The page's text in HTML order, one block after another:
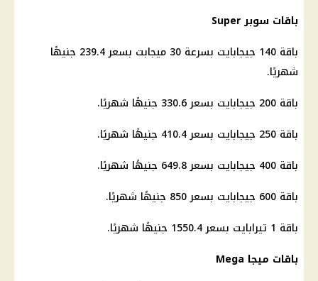
باقات سوبرSuper
باقة 140 جيجابايت بسرعة 30 ميجابت بسعر 239.4 جنيهًا
شهريًا.
باقة 200 جيجابايت بسعر 330.6 جنيهًا شهريًا.
باقة 250 جيجابايت بسعر 410.4 جنيهًا شهريًا.
باقة 400 جيجابايت بسعر 649.8 جنيهًا شهريًا.
باقة 600 جيجابايت بسعر 850 جنيهًا شهريًا.
باقة 1 تيرابايت بسعر 1550.4 جنيهًا شهريًا.
باقات ميجا Mega